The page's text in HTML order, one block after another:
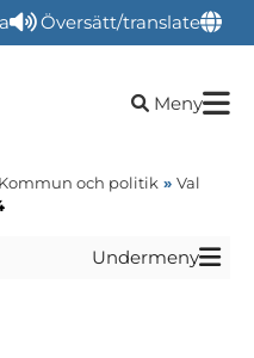
Översätt/translate
Öppna
Meny
Kommun och politik » Val
Undermeny